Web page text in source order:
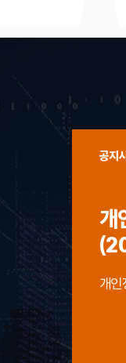
공지
개
개